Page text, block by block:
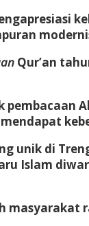
Qur’an
unik di
Islam
masyarakat